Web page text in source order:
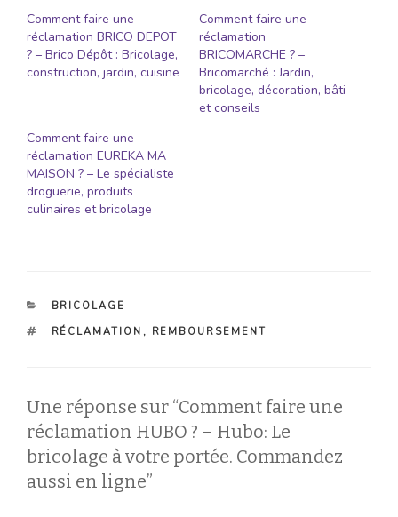
Comment faire une
réclamation BRICO DEPOT
? – Brico Dépôt : Bricolage,
construction, jardin, cuisine
Comment faire une
réclamation
BRICOMARCHE ? –
Bricomarché : Jardin,
bricolage, décoration, bâti
et conseils
Comment faire une
réclamation EUREKA MA
MAISON ? – Le spécialiste
droguerie, produits
culinaires et bricolage
CATÉGORIES
BRICOLAGE
ÉTIQUETTES
RÉCLAMATION , REMBOURSEMENT
Une réponse sur “Comment faire une
réclamation HUBO ? – Hubo: Le
bricolage à votre portée. Commandez
aussi en ligne”